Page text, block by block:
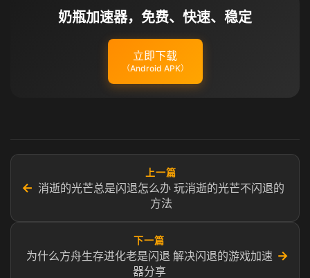
奶瓶加速器，免费、快速、稳定
立即下载
（Android APK）
←
上一篇
消逝的光芒总是闪退怎么办 玩消逝的光芒不闪退的
方法
下一篇
为什么方舟生存进化老是闪退 解决闪退的游戏加速
器分享
→